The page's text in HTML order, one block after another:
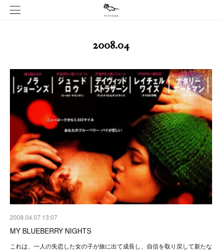
2008.04
2008.04.07 13:07
MY BLUEBERRY NIGHTS
これは、一人の失恋した女の子が旅に出て成長し、自信を取り戻して新たな